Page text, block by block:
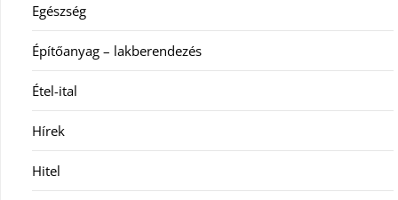
Egészség
Építőanyag – lakberendezés
Étel-ital
Hírek
Hitel